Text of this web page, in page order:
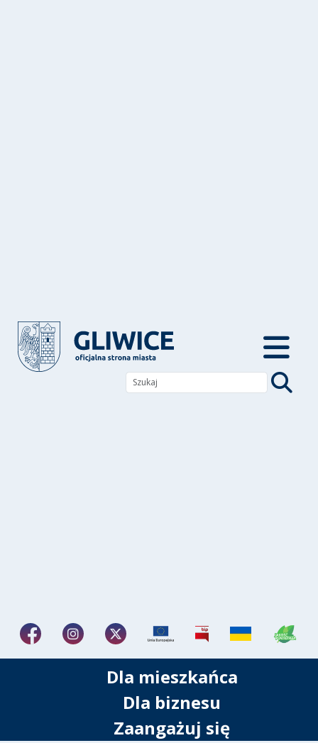
Dla mieszkańca
Dla biznesu
Zaangażuj się